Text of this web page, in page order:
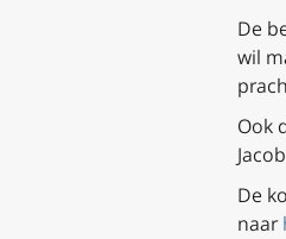
De
wil
Ook
De
naar